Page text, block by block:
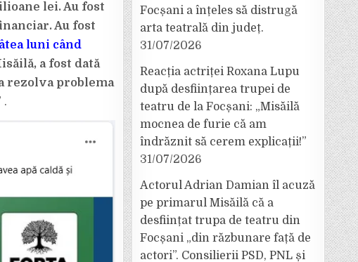
lei. Au fost
Au fost
luni când
a fost dată
rezolva problema
.
Focșani a înțeles să distrugă
arta teatrală din județ.
31/07/2026
Reacția actriței Roxana Lupu
după desființarea trupei de
teatru de la Focșani: „Misăilă
mocnea de furie că am
îndrăznit să cerem explicații!”
31/07/2026
Actorul Adrian Damian îl acuză
pe primarul Misăilă că a
desființat trupa de teatru din
Focșani „din răzbunare față de
actori”. Consilierii PSD, PNL și